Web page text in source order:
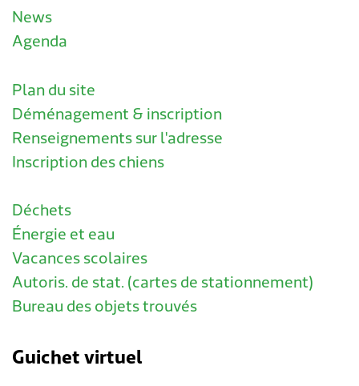
News
Agenda
Plan du site
Déménagement & inscription
Renseignements sur l'adresse
Inscription des chiens
Déchets
Énergie et eau
Vacances scolaires
Autoris. de stat. (cartes de stationnement)
Bureau des objets trouvés
Guichet virtuel